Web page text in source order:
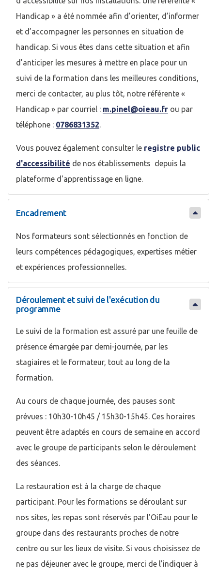
Handicap » a été nommée afin d’orienter, d’informer
et d’accompagner les personnes en situation de
handicap. Si vous êtes dans cette situation et afin
d’anticiper les mesures à mettre en place pour un
suivi de la formation dans les meilleures conditions,
merci de contacter, au plus tôt, notre référente «
Handicap » par courriel : m.pinel@oieau.fr ou par
téléphone : 0786831352.
Vous pouvez également consulter le registre public
d'accessibilité de nos établissements depuis la
plateforme d'apprentissage en ligne.
Encadrement
Nos formateurs sont sélectionnés en fonction de
leurs compétences pédagogiques, expertises métier
et expériences professionnelles.
Déroulement et suivi de l'exécution du
programme
Le suivi de la formation est assuré par une feuille de
présence émargée par demi-journée, par les
stagiaires et le formateur, tout au long de la
formation.
Au cours de chaque journée, des pauses sont
prévues : 10h30-10h45 / 15h30-15h45. Ces horaires
peuvent être adaptés en cours de semaine en accord
avec le groupe de participants selon le déroulement
des séances.
La restauration est à la charge de chaque
participant. Pour les formations se déroulant sur
nos sites, les repas sont réservés par l'OiEau pour le
groupe dans des restaurants proches de notre
centre ou sur les lieux de visite. Si vous choisissez de
ne pas déjeuner avec le groupe, merci de l'indiquer à